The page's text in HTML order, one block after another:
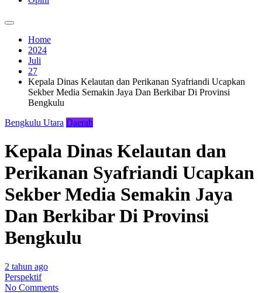
Home
2024
Juli
27
Kepala Dinas Kelautan dan Perikanan Syafriandi Ucapkan
Sekber Media Semakin Jaya Dan Berkibar Di Provinsi
Bengkulu
Bengkulu Utara Daerah
Kepala Dinas Kelautan dan
Perikanan Syafriandi Ucapkan
Sekber Media Semakin Jaya
Dan Berkibar Di Provinsi
Bengkulu
2 tahun ago
Perspektif
No Comments